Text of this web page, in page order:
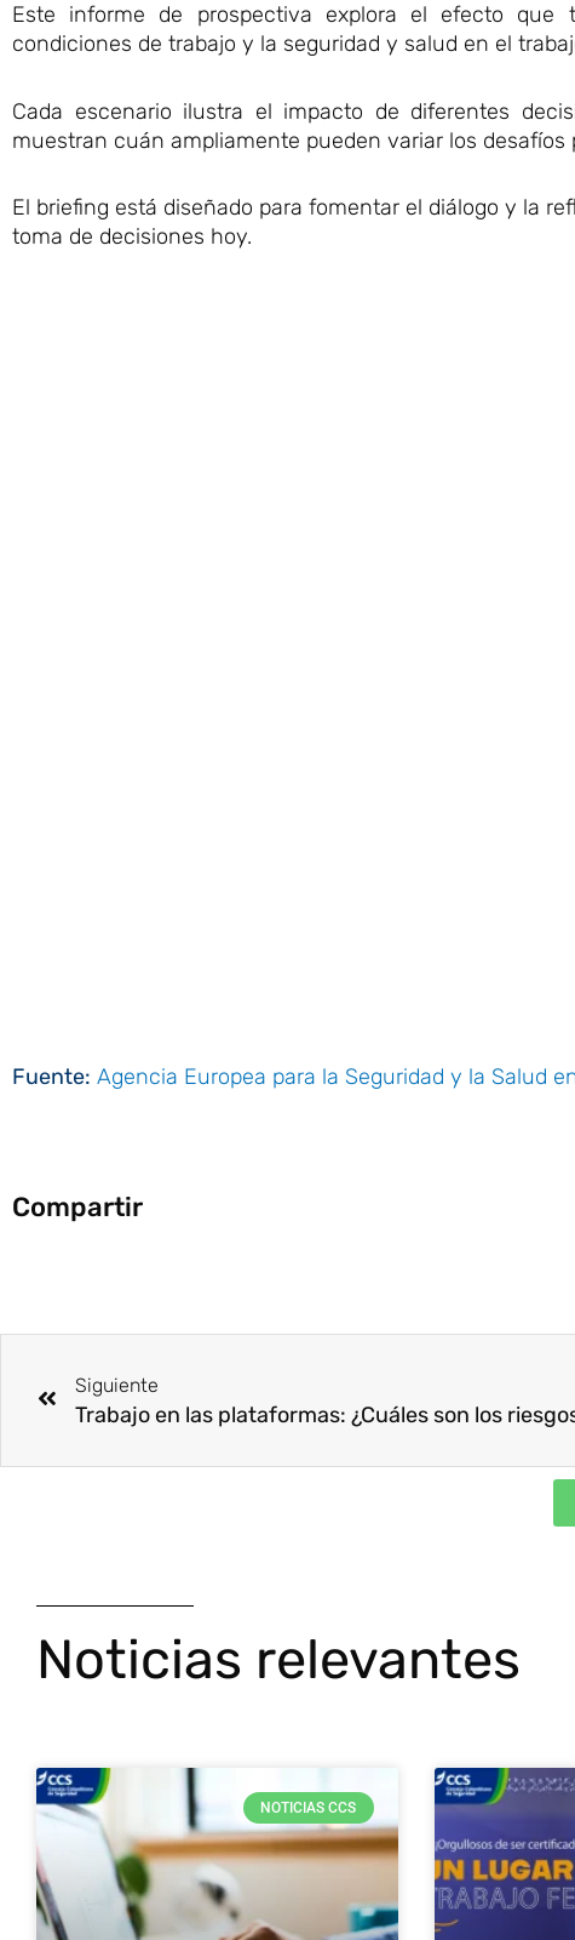
Este informe de prospectiva explora el efecto
condiciones de trabajo y la seguridad y salud en el
Cada escenario ilustra el impacto de diferentes
muestran cuán ampliamente pueden variar los desafíos
El briefing está diseñado para fomentar el diálogo y la
toma de decisiones hoy.
Fuente: Agencia Europea para la Seguridad y la Salud
Compartir
Siguiente
Noticias relevantes
NOTICIAS CCS